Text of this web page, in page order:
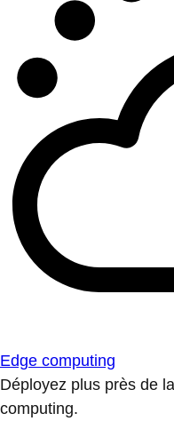
Edge computing
Déployez plus près de
computing.